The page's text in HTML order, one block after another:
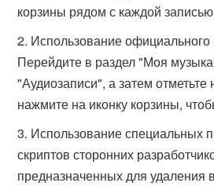
корзины рядом с каждой
Использование официального
Перейдите в раздел "Моя
"Аудиозаписи", а затем
нажмите на иконку корзины,
Использование специальных
скриптов сторонних
предназначенных для удаления